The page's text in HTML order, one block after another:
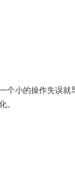
个小的操作失误就
。